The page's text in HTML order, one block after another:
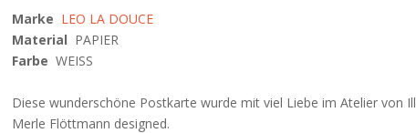
Marke LEO LA DOUCE
Material PAPIER
Farbe WEISS
Diese wunderschöne Postkarte wurde mit viel Liebe im Atelier von
Merle Flöttmann designed.